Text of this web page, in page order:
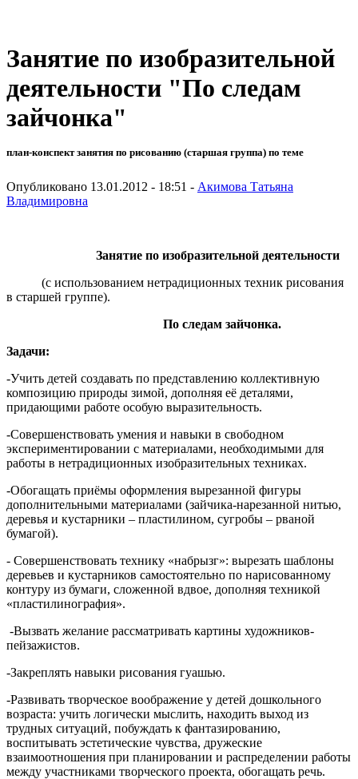
Занятие по изобразительной
деятельности "По следам
зайчонка"
план-конспект занятия по рисованию (старшая группа) по теме
Опубликовано 13.01.2012 - 18:51 - Акимова Татьяна
Владимировна
Занятие по изобразительной деятельности
(с использованием нетрадиционных техник рисования
в старшей группе).
По следам зайчонка.
Задачи:
-Учить детей создавать по представлению коллективную
композицию природы зимой, дополняя её деталями,
придающими работе особую выразительность.
-Совершенствовать умения и навыки в свободном
экспериментировании с материалами, необходимыми для
работы в нетрадиционных изобразительных техниках.
-Обогащать приёмы оформления вырезанной фигуры
дополнительными материалами (зайчика-нарезанной нитью,
деревья и кустарники – пластилином, сугробы – рваной
бумагой).
- Совершенствовать технику «набрызг»: вырезать шаблоны
деревьев и кустарников самостоятельно по нарисованному
контуру из бумаги, сложенной вдвое, дополняя техникой
«пластилинография».
-Вызвать желание рассматривать картины художников-
пейзажистов.
-Закреплять навыки рисования гуашью.
-Развивать творческое воображение у детей дошкольного
возраста: учить логически мыслить, находить выход из
трудных ситуаций, побуждать к фантазированию,
воспитывать эстетические чувства, дружеские
взаимоотношения при планировании и распределении работы
между участниками творческого проекта, обогащать речь.